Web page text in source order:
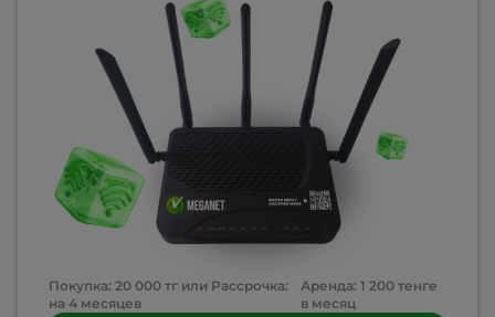
Покупка: 20 000 тг или Рассрочка:
на 4 месяцев
Аренда: 1 200 тенге
в месяц